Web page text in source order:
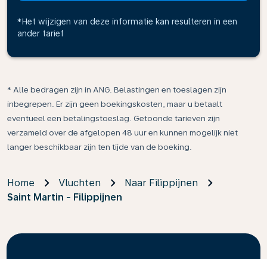
*Het wijzigen van deze informatie kan resulteren in een
ander tarief
* Alle bedragen zijn in ANG. Belastingen en toeslagen zijn
inbegrepen. Er zijn geen boekingskosten, maar u betaalt
eventueel een betalingstoeslag. Getoonde tarieven zijn
verzameld over de afgelopen 48 uur en kunnen mogelijk niet
langer beschikbaar zijn ten tijde van de boeking.
Home Vluchten
Naar Filippijnen
Saint Martin - Filippijnen